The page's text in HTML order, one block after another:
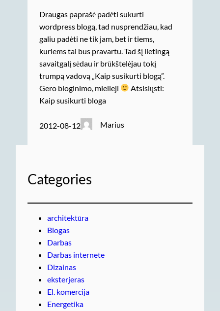
Draugas paprašė padėti sukurti
wordpress blogą, tad nusprendžiau, kad
galiu padėti ne tik jam, bet ir tiems,
kuriems tai bus pravartu. Tad šį lietingą
savaitgalį sėdau ir brūkštelėjau tokį
trumpą vadovą „Kaip susikurti blogą”.
Gero bloginimo, mielieji
Atsisiųsti:
Kaip susikurti bloga
2012-08-12 Marius
Categories
architektūra
Blogas
Darbas
Darbas internete
Dizainas
eksterjeras
El. komercija
Energetika